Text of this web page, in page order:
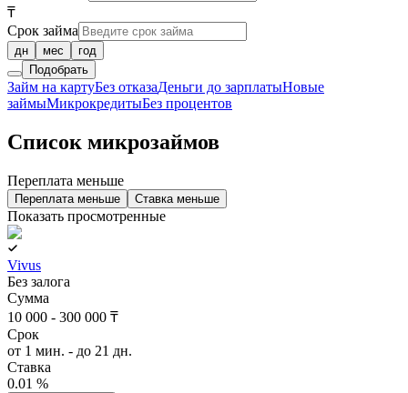
₸
Срок займа
дн мес
год
Подобрать
Займ на картуБез отказаДеньги до зарплатыНовые
займыМикрокредитыБез процентов
Список микрозаймов
Переплата меньше
Переплата меньше Ставка меньше
Показать просмотренные
Vivus
Без залога
Сумма
10 000 - 300 000 ₸
Срок
от 1 мин. - до 21 дн.
Ставка
0.01 %